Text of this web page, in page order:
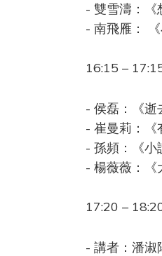
- 雙雪濤：《
- 南飛雁：
16:15 –
- 侯磊：《逝
- 崔曼莉：《
- 孫頻：《小
- 楊薇薇：《
17:20 –
- 講者：潘淑